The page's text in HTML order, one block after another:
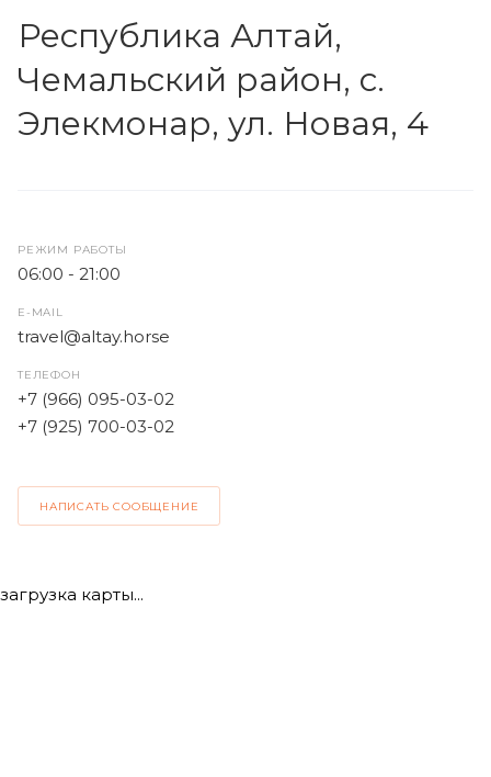
Республика Алтай,
Чемальский район, с.
Элекмонар, ул. Новая, 4
РЕЖИМ РАБОТЫ
06:00 - 21:00
E-MAIL
travel@altay.horse
ТЕЛЕФОН
+7 (966) 095-03-02
+7 (925) 700-03-02
НАПИСАТЬ СООБЩЕНИЕ
загрузка карты...